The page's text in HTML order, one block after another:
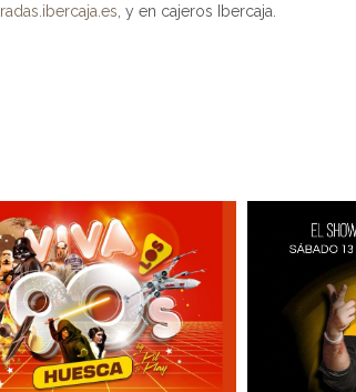
, y en cajeros Ibercaja.